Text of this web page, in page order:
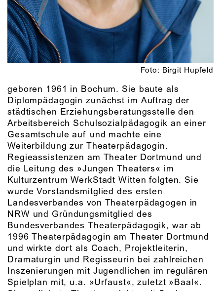
Foto: Birgit Hupfeld
geboren 1961 in Bochum. Sie baute als
Diplompädagogin zunächst im Auftrag der
städtischen Erziehungsberatungsstelle den
Arbeitsbereich Schulsozialpädagogik an einer
Gesamtschule auf und machte eine
Weiterbildung zur Theaterpädagogin.
Regieassistenzen am Theater Dortmund und
die Leitung des »Jungen Theaters« im
Kulturzentrum WerkStadt Witten folgten. Sie
wurde Vorstandsmitglied des ersten
Landesverbandes von Theaterpädagogen in
NRW und Gründungsmitglied des
Bundesverbandes Theaterpädagogik, war ab
1996 Theaterpädagogin am Theater Dortmund
und wirkte dort als Coach, Projektleiterin,
Dramaturgin und Regisseurin bei zahlreichen
Inszenierungen mit Jugendlichen im regulären
Spielplan mit, u.a. »Urfaust«, zuletzt »Baal«.